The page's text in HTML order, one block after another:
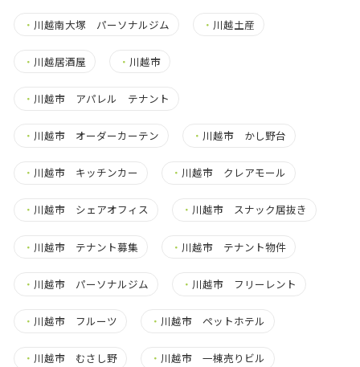
・ 川越南大塚 パーソナルジム ・ 川越土産
・ 川越居酒屋 ・ 川越市
・ 川越市 アパレル テナント
・ 川越市 オーダーカーテン ・ 川越市 かし野台
・ 川越市 キッチンカー ・ 川越市 クレアモール
・ 川越市 シェアオフィス ・ 川越市 スナック居抜き
・ 川越市 テナント募集 ・ 川越市 テナント物件
・ 川越市 パーソナルジム ・ 川越市 フリーレント
・ 川越市 フルーツ ・ 川越市 ペットホテル
・ 川越市 むさし野 ・ 川越市 一棟売りビル